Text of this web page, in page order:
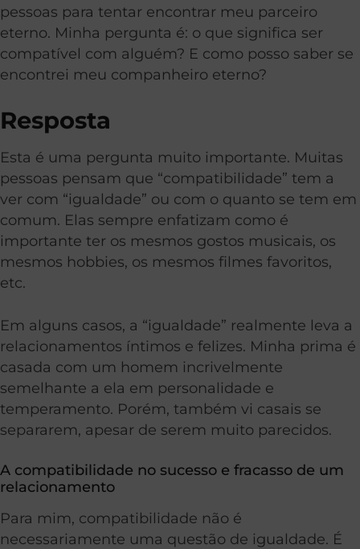
pessoas para tentar encontrar meu parceiro
eterno. Minha pergunta é: o que significa ser
compatível com alguém? E como posso saber se
encontrei meu companheiro eterno?
Resposta
Esta é uma pergunta muito importante. Muitas
pessoas pensam que “compatibilidade” tem a
ver com “igualdade” ou com o quanto se tem em
comum. Elas sempre enfatizam como é
importante ter os mesmos gostos musicais, os
mesmos hobbies, os mesmos filmes favoritos,
etc.
Em alguns casos, a “igualdade” realmente leva a
relacionamentos íntimos e felizes. Minha prima é
casada com um homem incrivelmente
semelhante a ela em personalidade e
temperamento. Porém, também vi casais se
separarem, apesar de serem muito parecidos.
A compatibilidade no sucesso e fracasso de um
relacionamento
Para mim, compatibilidade não é
necessariamente uma questão de igualdade. É